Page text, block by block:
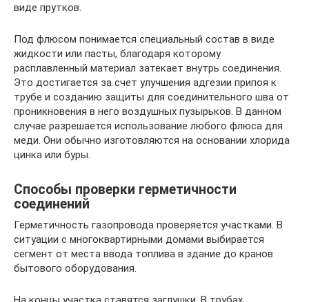
виде прутков.
Под флюсом понимается специальный состав в виде
жидкости или пасты, благодаря которому
расплавленный материал затекает внутрь соединения.
Это достигается за счет улучшения адгезии припоя к
трубе и созданию защиты для соединительного шва от
проникновения в него воздушных пузырьков. В данном
случае разрешается использование любого флюса для
меди. Они обычно изготовляются на основании хлорида
цинка или буры.
Способы проверки герметичности
соединений
Герметичность газопровода проверяется участками. В
ситуации с многоквартирными домами выбирается
сегмент от места ввода топлива в здание до кранов
бытового оборудования.